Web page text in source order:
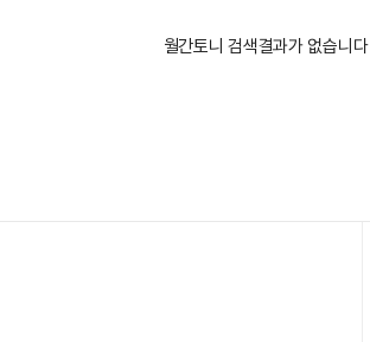
월간토니 검색결과가 없습니다